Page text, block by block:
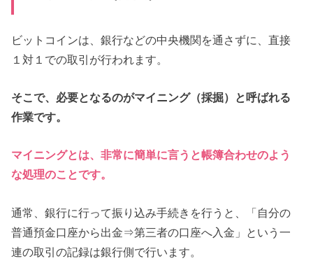
ビットコインは、銀行などの中央機関を通さずに、直接
１対１での取引が行われます。
そこで、必要となるのがマイニング（採掘）と呼ばれる
作業です。
マイニングとは、非常に簡単に言うと帳簿合わせのよう
な処理のことです。
通常、銀行に行って振り込み手続きを行うと、「自分の
普通預金口座から出金⇒第三者の口座へ入金」という一
連の取引の記録は銀行側で行います。